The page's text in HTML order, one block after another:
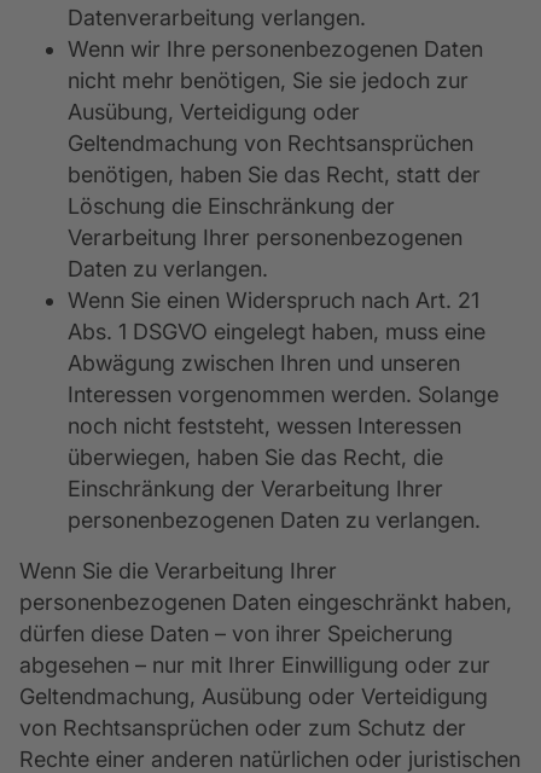
Datenverarbeitung verlangen.
Wenn wir Ihre personenbezogenen Daten
nicht mehr benötigen, Sie sie jedoch zur
Ausübung, Verteidigung oder
Geltendmachung von Rechtsansprüchen
benötigen, haben Sie das Recht, statt der
Löschung die Einschränkung der
Verarbeitung Ihrer personenbezogenen
Daten zu verlangen.
Wenn Sie einen Widerspruch nach Art. 21
Abs. 1 DSGVO eingelegt haben, muss eine
Abwägung zwischen Ihren und unseren
Interessen vorgenommen werden. Solange
noch nicht feststeht, wessen Interessen
überwiegen, haben Sie das Recht, die
Einschränkung der Verarbeitung Ihrer
personenbezogenen Daten zu verlangen.
Wenn Sie die Verarbeitung Ihrer
personenbezogenen Daten eingeschränkt haben,
dürfen diese Daten – von ihrer Speicherung
abgesehen – nur mit Ihrer Einwilligung oder zur
Geltendmachung, Ausübung oder Verteidigung
von Rechtsansprüchen oder zum Schutz der
Rechte einer anderen natürlichen oder juristischen